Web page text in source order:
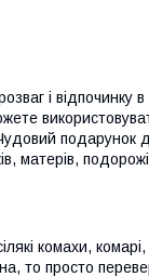
і
подарунок
матерів,
комахи,
то просто